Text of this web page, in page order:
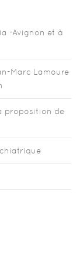
-Avignon et à
Marc Lamoure
proposition de